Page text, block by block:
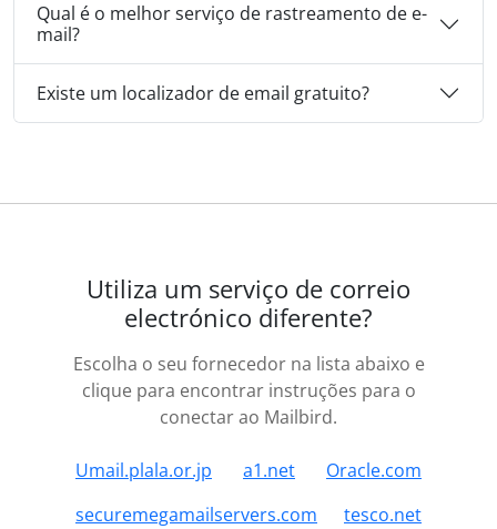
Qual é o melhor serviço de rastreamento de e-
mail?
Existe um localizador de email gratuito?
Utiliza um serviço de correio
electrónico diferente?
Escolha o seu fornecedor na lista abaixo e
clique para encontrar instruções para o
conectar ao Mailbird.
Umail.plala.or.jp a1.net
Oracle.com
securemegamailservers.com
tesco.net